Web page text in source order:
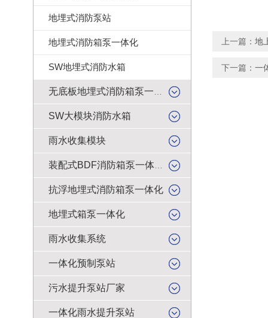
地埋式消防泵站
地埋式消防箱泵一体化
SW地埋式消防水箱
SW大模块消防水箱
雨水收集模块
抗浮地埋式消防箱泵一体化
地埋式箱泵一体化
雨水收集系统
一体化预制泵站
污水提升泵站厂家
一体化雨水提升泵站
上一篇： 地
下一篇： 一